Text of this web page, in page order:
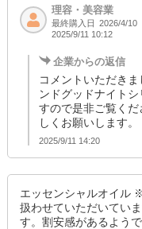
理容・美容業
最終購入日 2026/4/10
2025/9/11 10:12
企業からの返信
コメントいただき
ンドグッドナイト
すので是非ご覧く
しくお願いします。
2025/9/11 14:20
エッセンシャルオイル
扱わせていただいてい
す。割安感があるよう